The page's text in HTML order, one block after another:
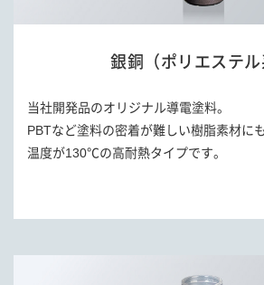
銀銅 （ポリエステル
当社開発品のオリジナル導電塗料。
PBTなど塗料の密着が難しい樹脂素材に
温度が130℃の高耐熱タイプです。